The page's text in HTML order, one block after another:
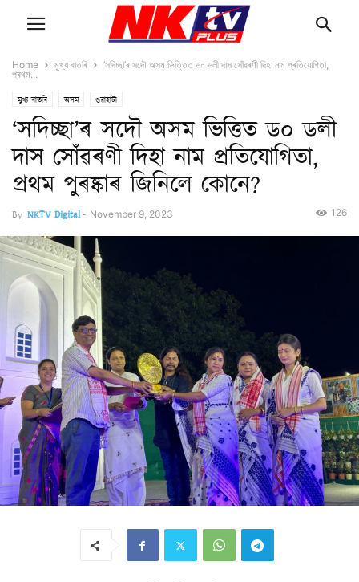
Home মুখ্য বাতৰি
‘সদিচ্ছা’ৰ সদৌ অসম ভিত্তিত ড০ ডলী দাস সোঁৱৰণী দিহা নাম প্ৰতিযোগিতা,
প্ৰথম...
মুখ্য বাতৰি অসম গুৱাহাটী
‘সদিচ্ছা’ৰ সদৌ অসম ভিত্তিত ড০ ডলী
দাস সোঁৱৰণী দিহা নাম প্ৰতিযোগিতা,
প্ৰথম পুৰষ্কাৰ জিনিলে কোনে?
By NKTV Digital- November 9, 2023 126